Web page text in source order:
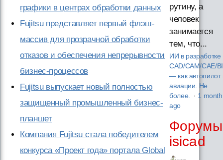
графики в центрах обработки данных
Fujitsu представляет первый флэш-
массив для прозрачной обработки
отказов и обеспечения непрерывности
бизнес-процессов
Fujitsu выпускает новый полностью
защищенный промышленный бизнес-
планшет
Компания Fujitsu стала победителем
конкурса «Проект года» портала Global
рутину, а
человек
занимается
тем, что...
ИИ в разработке
CAD/CAM/CAE/
— как автопилот
авиации. Не
более. · 1 month
ago
Форумы
isicad